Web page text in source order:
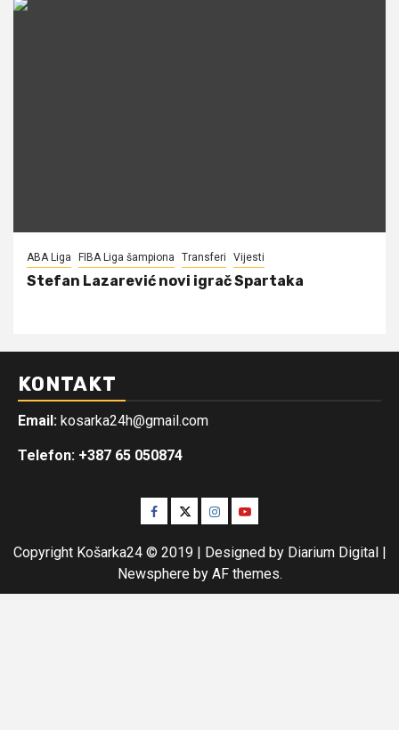
ABA Liga FIBA Liga šampiona Transferi Vijesti
Stefan Lazarević novi igrač Spartaka
KONTAKT
Email: kosarka24h@gmail.com
Telefon: +387 65 050874
Facebook
TwitterInstagram
Youtube
Copyright Košarka24 © 2019 | Designed by Diarium Digital |
Newsphereby AF themes.